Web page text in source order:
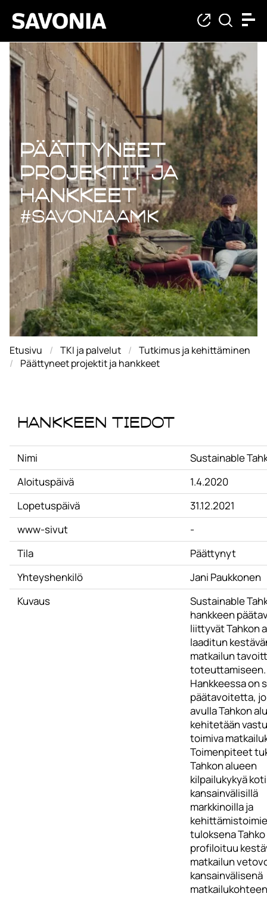
Päättyneet
Päättyneet
projektit ja
hankkeet
#savoniaAMK
Etusivu TKI ja palvelut
Tutkimus ja kehittäminen
Päättyneet projektit ja hankkeet
Hankkeen tiedot
Nimi
Sustainable
Aloituspäivä
1.4.2020
Lopetuspäivä
31.12.2021
www-sivut
-
Tila
Päättynyt
Yhteyshenkilö
Jani Paukkonen
Kuvaus
Sustainable
hankkeen
liittyvät Tahkon
laaditun
matkailun
toteuttamiseen.
Hankkeessa on
päätavoitetta,
avulla Tahkon
kehitetään
toimiva
Toimenpiteet
Tahkon alueen
kilpailukykyä
kansainvälisillä
markkinoilla ja
tuloksena Tahko
profiloituu
matkailun
kansainvälisenä